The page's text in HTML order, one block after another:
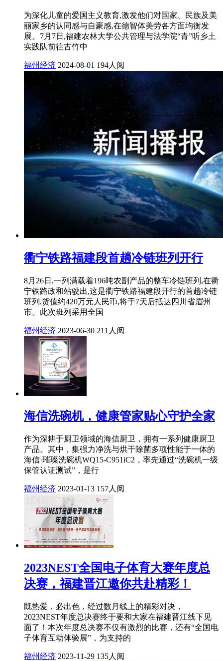
为深化儿童的爱国主义教育,激发他们对国家、民族及美
丽家乡的认同感与自豪感,在德智体美劳各方面均衡发
展。7月7日,福建农林大学公共管理与法学院“青”听乡土
实践队前往古竹中
福州经济 2024-08-01 194人阅
衢宁铁路福建段首趟冷链班列开行
8月26日,一列满载着196吨农副产品的整车冷链班列,在衢
宁铁路政和站驶出,这是衢宁铁路福建段开行的首趟冷链
班列,货值约420万元人民币,将于7天后抵达四川省眉州
市。此次班列采用全国
福州经济 2023-06-30 211人阅
海信洗碗机，健康管家贴心守护全家
作为深耕于厨卫领域的海信厨卫，拥有一系列健康厨卫
产品。其中，集强力净洗与烘干除菌多项性能于一体的
海信·璀璨洗碗机WQ15-C951iC2，率先通过“洗碗机一级
保管认证测试”，是行
福州经济 2023-01-13 157人阅
2023NEST全国电子体育大赛年度总
决赛，福建晋江邀你共赴精彩！
既热爱，必出色，经过数月线上的精彩对决，
2023NEST年度总决赛终于要和大家在福建晋江线下见
面了！本次年度总决赛不仅有激烈的比赛，还有“全国电
子体育互动体验展”，为支持的
福州经济 2023-11-29 135人阅